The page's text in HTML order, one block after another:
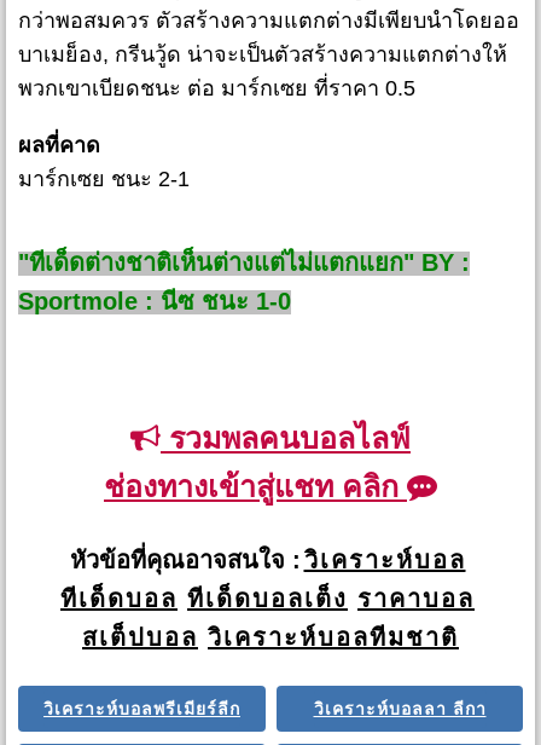
กว่าพอสมควร ตัวสร้างความแตกต่างมีเพียบนำโดยออ
บาเมย็อง, กรีนวู้ด น่าจะเป็นตัวสร้างความแตกต่างให้
พวกเขาเบียดชนะ ต่อ มาร์กเซย ที่ราคา 0.5
ผลที่คาด
มาร์กเซย ชนะ 2-1
"ทีเด็ดต่างชาติเห็นต่างแต่ไม่แตกแยก" BY :
Sportmole : นีซ ชนะ 1-0
รวมพลคนบอลไลฟ์
ช่องทางเข้าสู่แชท คลิก
หัวข้อที่คุณอาจสนใจ : วิเคราะห์บอล
ทีเด็ดบอล ทีเด็ดบอลเต็ง ราคาบอล
สเต็ปบอล วิเคราะห์บอลทีมชาติ
วิเคราะห์บอลพรีเมียร์ลีก วิเคราะห์บอลลา ลีกา